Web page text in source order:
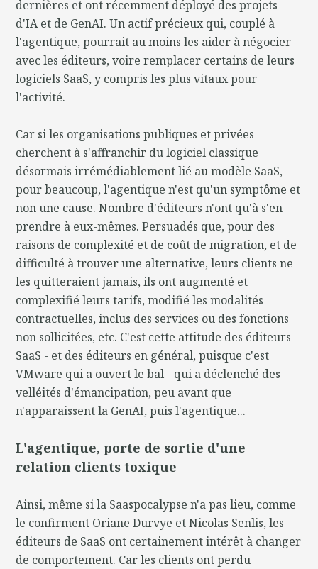
dernières et ont récemment déployé des projets
d'IA et de GenAI. Un actif précieux qui, couplé à
l'agentique, pourrait au moins les aider à négocier
avec les éditeurs, voire remplacer certains de leurs
logiciels SaaS, y compris les plus vitaux pour
l'activité.
Car si les organisations publiques et privées
cherchent à s'affranchir du logiciel classique
désormais irrémédiablement lié au modèle SaaS,
pour beaucoup, l'agentique n'est qu'un symptôme et
non une cause. Nombre d'éditeurs n'ont qu'à s'en
prendre à eux-mêmes. Persuadés que, pour des
raisons de complexité et de coût de migration, et de
difficulté à trouver une alternative, leurs clients ne
les quitteraient jamais, ils ont augmenté et
complexifié leurs tarifs, modifié les modalités
contractuelles, inclus des services ou des fonctions
non sollicitées, etc. C'est cette attitude des éditeurs
SaaS - et des éditeurs en général, puisque c'est
VMware qui a ouvert le bal - qui a déclenché des
velléités d'émancipation, peu avant que
n'apparaissent la GenAI, puis l'agentique...
L'agentique, porte de sortie d'une
relation clients toxique
Ainsi, même si la Saaspocalypse n'a pas lieu, comme
le confirment Oriane Durvye et Nicolas Senlis, les
éditeurs de SaaS ont certainement intérêt à changer
de comportement. Car les clients ont perdu